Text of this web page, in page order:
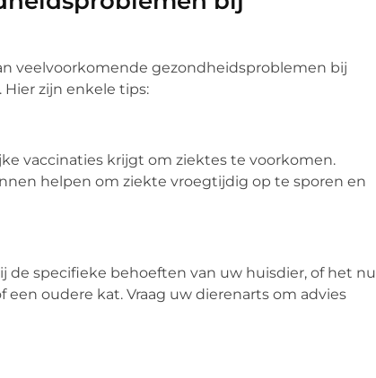
veelvoorkomende gezondheidsproblemen bij
zijn enkele tips:
vaccinaties krijgt om ziektes te voorkomen.
helpen om ziekte vroegtijdig op te sporen en
de specifieke behoeften van uw huisdier, of het nu
oudere kat. Vraag uw dierenarts om advies